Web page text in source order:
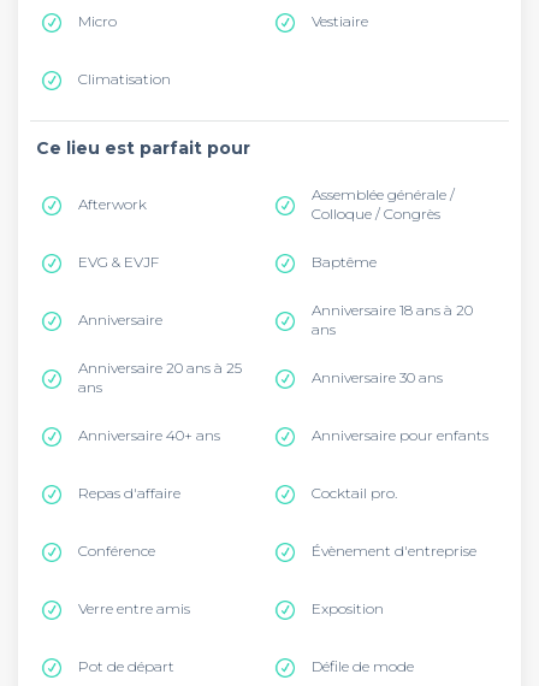
Micro Vestiaire
Climatisation
Ce lieu est parfait pour
Afterwork
Assemblée générale /
Colloque / Congrès
EVG & EVJF Baptême
Anniversaire
Anniversaire 18 ans à 20
ans
Anniversaire 20 ans à 25
ans
Anniversaire 30 ans
Anniversaire 40+ ans Anniversaire pour enfants
Repas d'affaire Cocktail pro.
Conférence Évènement d'entreprise
Verre entre amis Exposition
Pot de départ Défile de mode